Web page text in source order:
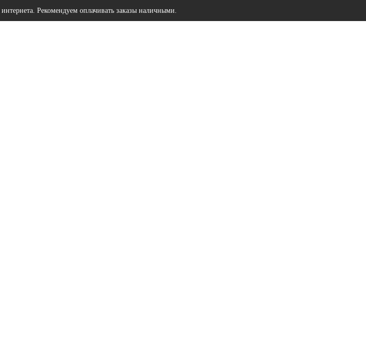
Рекомендуем оплачивать заказы наличными.